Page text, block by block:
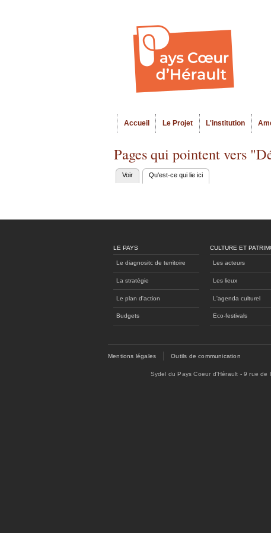
Menu principal
Accueil Le Projet L'institution
Pages qui pointent vers
Onglets
Voir Qu'est-ce qui lie ici
LE PAYS
Le diagnositc de territoire
La stratégie
Le plan d'action
Budgets
CULTURE ET
Les acteurs
Les lieux
L'agenda culturel
Eco-festivals
Mentions légales Outils de communication
Sydel du Pays Coeur d'Hérault - 9 rue